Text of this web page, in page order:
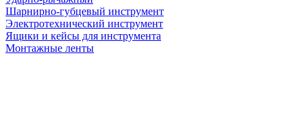
Шарнирно-губцевый инструмент
Электротехнический инструмент
Ящики и кейсы для инструмента
Монтажные ленты